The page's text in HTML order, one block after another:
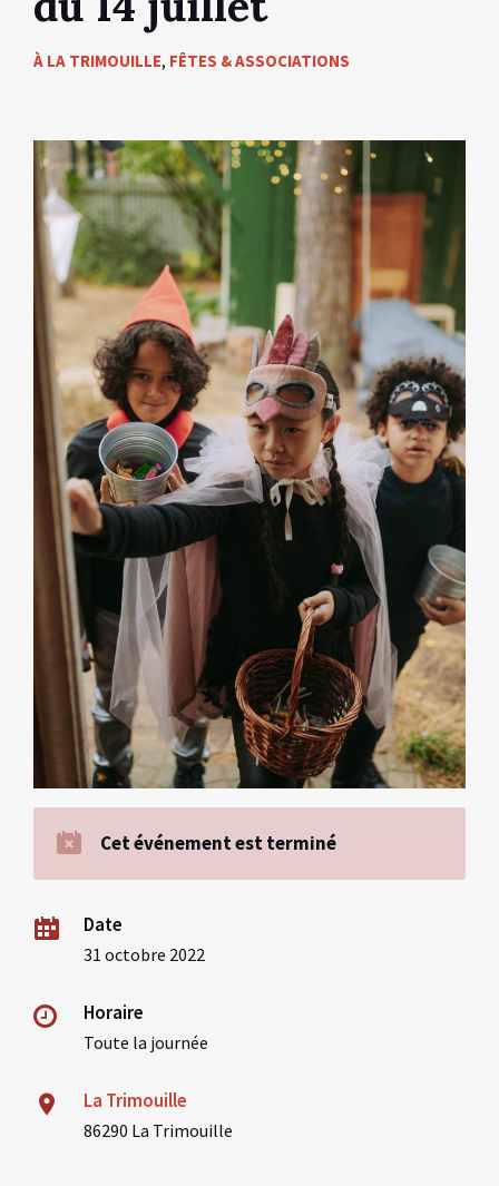
À LA TRIMOUILLE, FÊTES & ASSOCIATIONS
Cet événement est terminé
Date
31 octobre 2022
Horaire
Toute la journée
La Trimouille
86290 La Trimouille